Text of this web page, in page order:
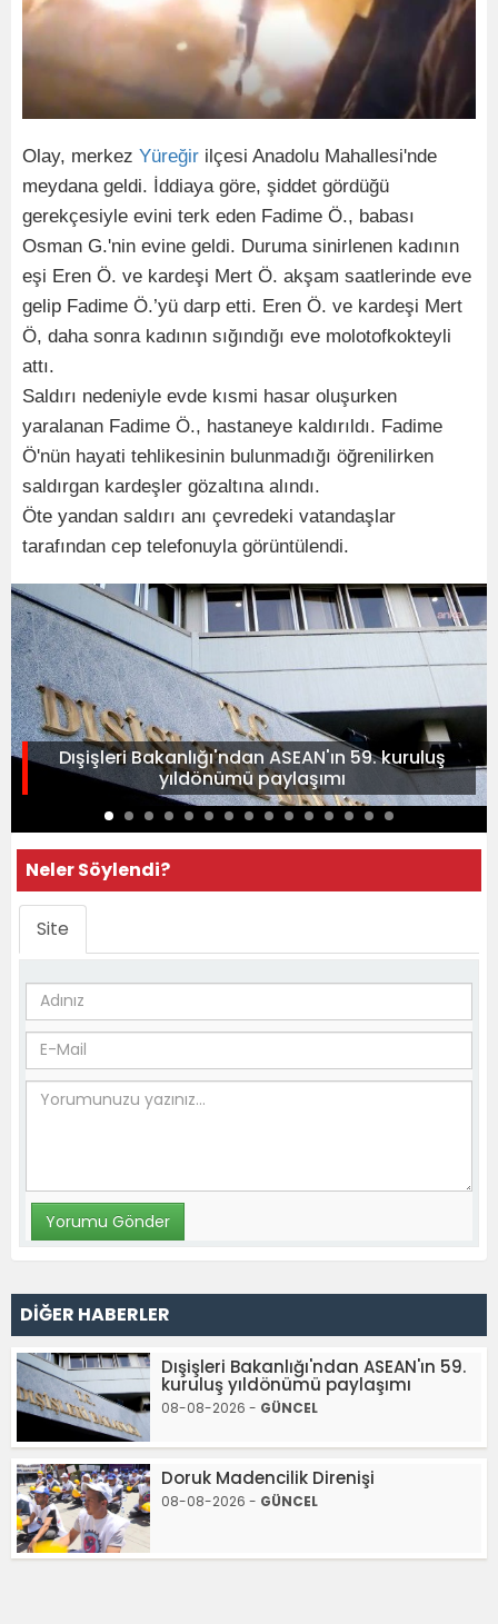
Olay, merkez Yüreğir ilçesi Anadolu Mahallesi'nde
meydana geldi. İddiaya göre, şiddet gördüğü
gerekçesiyle evini terk eden Fadime Ö., babası
Osman G.'nin evine geldi. Duruma sinirlenen kadının
eşi Eren Ö. ve kardeşi Mert Ö. akşam saatlerinde eve
gelip Fadime Ö.’yü darp etti. Eren Ö. ve kardeşi Mert
Ö, daha sonra kadının sığındığı eve molotofkokteyli
attı.
Saldırı nedeniyle evde kısmi hasar oluşurken
yaralanan Fadime Ö., hastaneye kaldırıldı. Fadime
Ö'nün hayati tehlikesinin bulunmadığı öğrenilirken
saldırgan kardeşler gözaltına alındı.
Öte yandan saldırı anı çevredeki vatandaşlar
tarafından cep telefonuyla görüntülendi.
Dışişleri Bakanlığı'ndan ASEAN'ın 59. kuruluş
yıldönümü paylaşımı
Neler Söylendi?
Site
DİĞER HABERLER
Dışişleri Bakanlığı'ndan ASEAN'ın 59.
kuruluş yıldönümü paylaşımı
08-08-2026 - GÜNCEL
Doruk Madencilik Direnişi
08-08-2026 - GÜNCEL